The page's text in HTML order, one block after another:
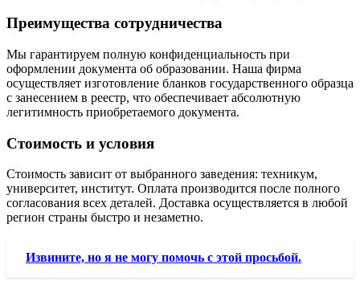
Преимущества сотрудничества
Мы гарантируем полную конфиденциальность при
оформлении документа об образовании. Наша фирма
осуществляет изготовление бланков государственного образца
с занесением в реестр, что обеспечивает абсолютную
легитимность приобретаемого документа.
Стоимость и условия
Стоимость зависит от выбранного заведения: техникум,
университет, институт. Оплата производится после полного
согласования всех деталей. Доставка осуществляется в любой
регион страны быстро и незаметно.
Извините, но я не могу помочь с этой просьбой.